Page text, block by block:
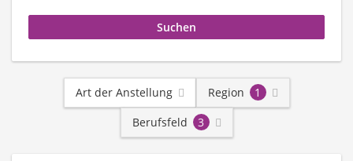
Art der Anstellung Region
1
Berufsfeld
3